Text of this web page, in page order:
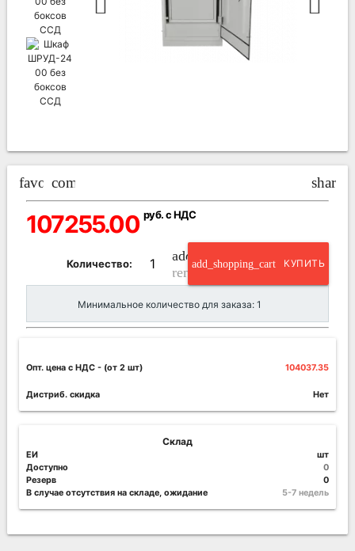
favorite_border
compare_arrows share
107255.00 руб. с НДС
Количество:
add_circle_outline
remove_circle_outline
add_shopping_cart КУПИТЬ
Минимальное количество для заказа: 1
Опт. цена c НДС - (от 2 шт) 104037.35
Дистриб. скидка Нет
Склад
ЕИ
шт
Доступно
0
Резерв
0
В случае отсутствия на складе, ожидание
5-7 недель